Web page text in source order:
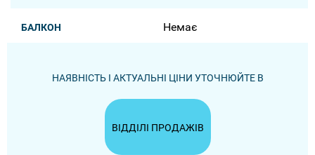
БАЛКОН Немає
НАЯВНІСТЬ І АКТУАЛЬНІ ЦІНИ УТОЧНЮЙТЕ В
ВІДДІЛІ ПРОДАЖІВ